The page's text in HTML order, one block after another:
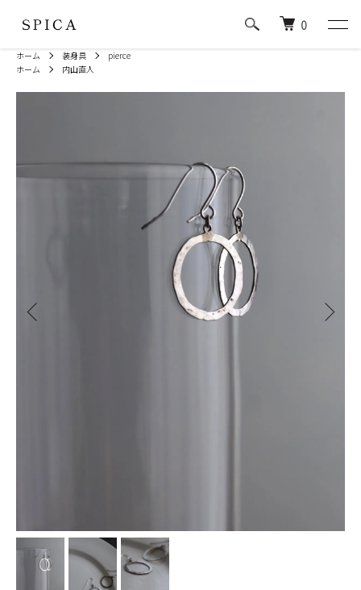
0
ホーム 装身具
pierce
ホーム
内山直人